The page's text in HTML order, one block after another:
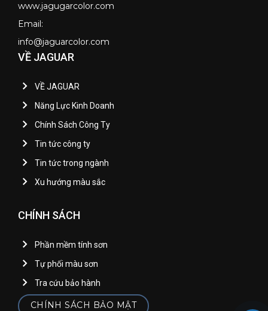
www.jagugarcolor.com
Email:
info@jaguarcolor.com
VỀ JAGUAR
VỀ JAGUAR
Năng Lực Kinh Doanh
Chính Sách Công Ty
Tin tức công ty
Tin tức trong ngành
Xu hướng màu sắc
CHÍNH SÁCH
Phần mềm tính sơn
Tự phối màu sơn
Tra cứu bảo hành
CHÍNH SÁCH BẢO MẬT